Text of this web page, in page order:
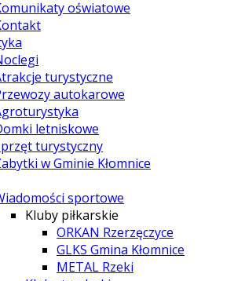
oświatowe
turystyczne
autokarowe
letniskowe
turystyczny
w Gminie Kłomnice
sportowe
Kluby piłkarskie
ORKAN Rzerzęczyce
GLKS Gmina Kłomnice
METAL Rzeki